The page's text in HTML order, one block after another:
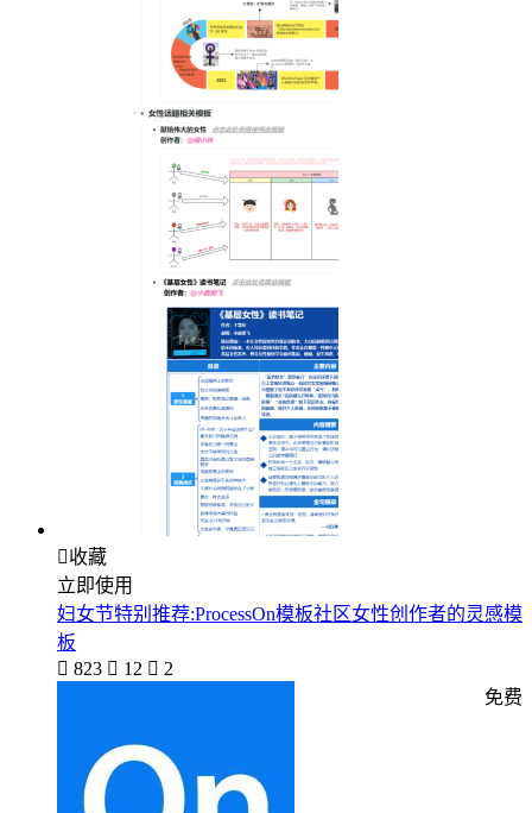
收藏
立即使用
妇女节特别推荐:ProcessOn模板社区女性创作者的灵感模
板
 823  12  2
免费